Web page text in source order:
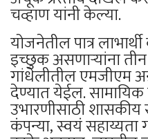
चव्हाण यांनी केल्या.
योजनेतील पात्र
इच्छुक असणाऱ्यांना
गांधेलीतील एमजीएम
देण्यात येईल.
उभारणीसाठी
कंपन्या, स्वयं सहाय्यता